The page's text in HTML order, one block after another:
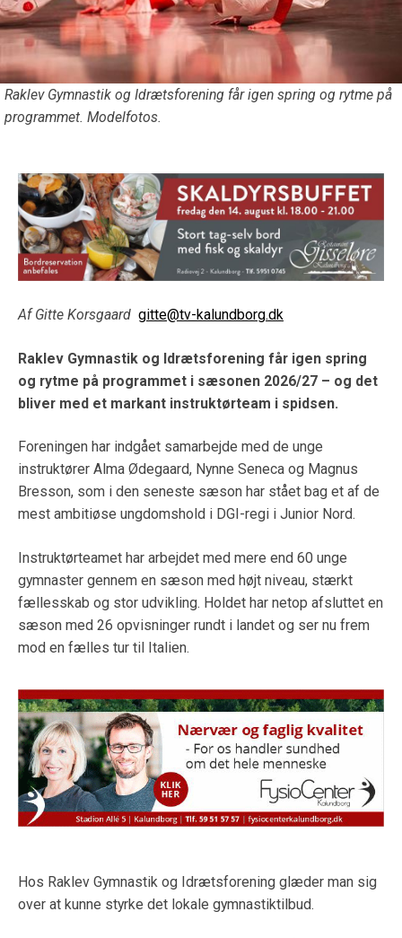
Raklev Gymnastik og Idrætsforening får igen spring og rytme på
programmet. Modelfotos.
Af Gitte Korsgaard gitte@tv-kalundborg.dk
Raklev Gymnastik og Idrætsforening får igen spring
og rytme på programmet i sæsonen 2026/27 – og det
bliver med et markant instruktørteam i spidsen.
Foreningen har indgået samarbejde med de unge
instruktører Alma Ødegaard, Nynne Seneca og Magnus
Bresson, som i den seneste sæson har stået bag et af de
mest ambitiøse ungdomshold i DGI-regi i Junior Nord.
Instruktørteamet har arbejdet med mere end 60 unge
gymnaster gennem en sæson med højt niveau, stærkt
fællesskab og stor udvikling. Holdet har netop afsluttet en
sæson med 26 opvisninger rundt i landet og ser nu frem
mod en fælles tur til Italien.
Hos Raklev Gymnastik og Idrætsforening glæder man sig
over at kunne styrke det lokale gymnastiktilbud.